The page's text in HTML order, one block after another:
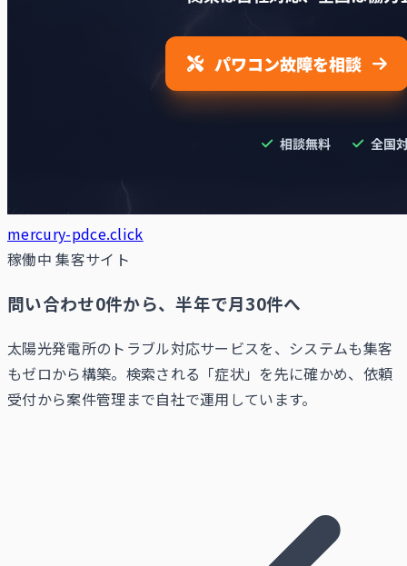
mercury-pdce.click
稼働中集客サイト
問い合わせ0件から、半年で月30件へ
太陽光発電所のトラブル対応サービスを、システムも集客
もゼロから構築。検索される「症状」を先に確かめ、依頼
受付から案件管理まで自社で運用しています。